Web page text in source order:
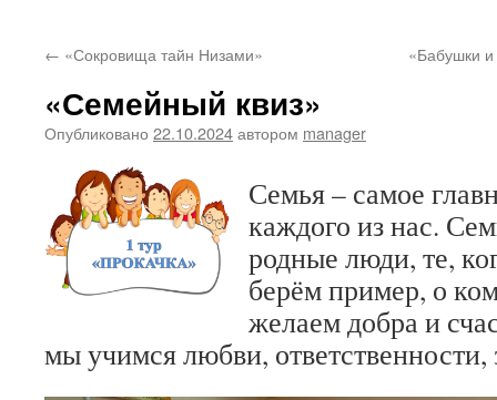
← «Сокровища тайн Низами» «Бабушки
«Семейный квиз»
Опубликовано 22.10.2024автором manager
Семья – самое
каждого из нас.
родные люди, те,
берём пример, о
желаем добра и
мы учимся любви,